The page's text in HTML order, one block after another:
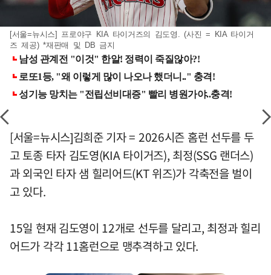
[서울=뉴시스] 프로야구 KIA 타이거즈의 김도영. (사진 = KIA 타이거
즈 제공) *재판매 및 DB 금지
[서울=뉴시스]김희준 기자 = 2026시즌 홈런 선두를 두
고 토종 타자 김도영(KIA 타이거즈), 최정(SSG 랜더스)
과 외국인 타자 샘 힐리어드(KT 위즈)가 각축전을 벌이
고 있다.
15일 현재 김도영이 12개로 선두를 달리고, 최정과 힐리
어드가 각각 11홈런으로 맹추격하고 있다.